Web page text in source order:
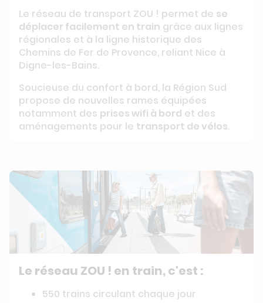
Le réseau de transport ZOU ! permet de se
déplacer facilement en train grâce aux lignes
régionales et à la ligne historique des
Chemins de Fer de Provence, reliant Nice à
Digne-les-Bains.
Soucieuse du confort à bord, la Région Sud
propose de nouvelles rames équipées
notamment des prises wifi à bord et des
aménagements pour le transport de vélos.
Le réseau ZOU ! en train, c'est :
550 trains circulant chaque jour